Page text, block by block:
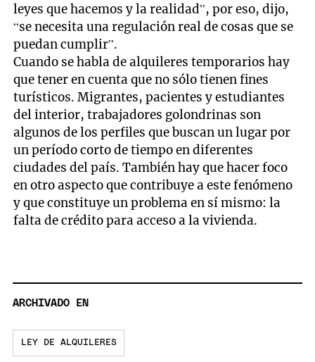
leyes que hacemos y la realidad”, por eso, dijo,
“se necesita una regulación real de cosas que se
puedan cumplir”.
Cuando se habla de alquileres temporarios hay
que tener en cuenta que no sólo tienen fines
turísticos. Migrantes, pacientes y estudiantes
del interior, trabajadores golondrinas son
algunos de los perfiles que buscan un lugar por
un período corto de tiempo en diferentes
ciudades del país. También hay que hacer foco
en otro aspecto que contribuye a este fenómeno
y que constituye un problema en sí mismo: la
falta de crédito para acceso a la vivienda.
ARCHIVADO EN
LEY DE ALQUILERES